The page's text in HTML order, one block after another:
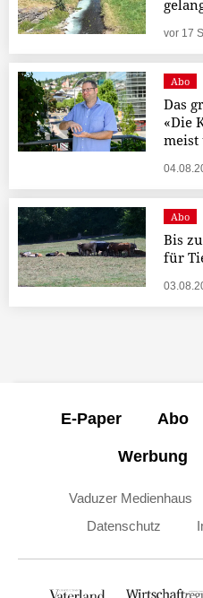
vor 17
Abo
Das
«Die
meist
Abo
Bis
für
E-Paper Abo
Werbung
Vaduzer Medienhaus
Datenschutz